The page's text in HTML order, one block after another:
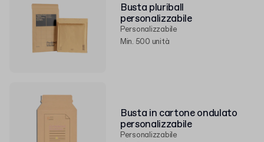
Busta pluriball
personalizzabile
Personalizzabile
Min. 500 unità
Busta in cartone ondulato
personalizzabile
Personalizzabile